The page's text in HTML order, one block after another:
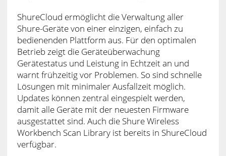
ShureCloud ermöglicht die Verwaltung aller
Shure-Geräte von einer einzigen, einfach zu
bedienenden Plattform aus. Für den optimalen
Betrieb zeigt die Geräteüberwachung
Gerätestatus und Leistung in Echtzeit an und
warnt frühzeitig vor Problemen. So sind schnelle
Lösungen mit minimaler Ausfallzeit möglich.
Updates können zentral eingespielt werden,
damit alle Geräte mit der neuesten Firmware
ausgestattet sind. Auch die Shure Wireless
Workbench Scan Library ist bereits in ShureCloud
verfügbar.